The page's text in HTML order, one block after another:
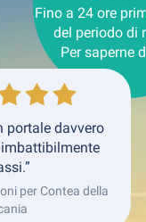
Fino a 24 ore
del periodo di
Per saperne
portale davvero
per Contea della